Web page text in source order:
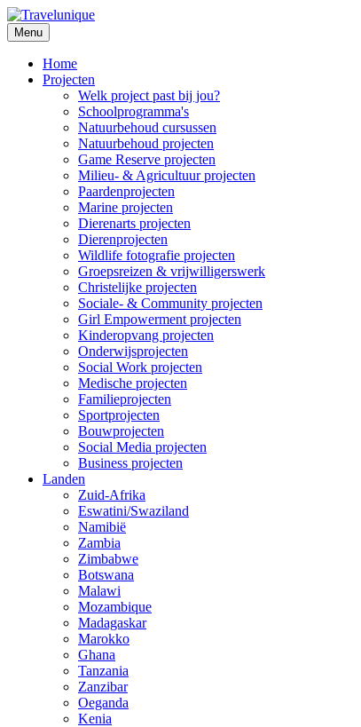
Menu
Home
Projecten
Welk project past bij jou?
Schoolprogramma's
Natuurbehoud cursussen
Natuurbehoud projecten
Game Reserve projecten
Milieu- & Agricultuur projecten
Paardenprojecten
Marine projecten
Dierenarts projecten
Dierenprojecten
Wildlife fotografie projecten
Groepsreizen & vrijwilligerswerk
Christelijke projecten
Sociale- & Community projecten
Girl Empowerment projecten
Kinderopvang projecten
Onderwijsprojecten
Social Work projecten
Medische projecten
Familieprojecten
Sportprojecten
Bouwprojecten
Social Media projecten
Business projecten
Landen
Zuid-Afrika
Eswatini/Swaziland
Namibië
Zambia
Zimbabwe
Botswana
Malawi
Mozambique
Madagaskar
Marokko
Ghana
Tanzania
Zanzibar
Oeganda
Kenia